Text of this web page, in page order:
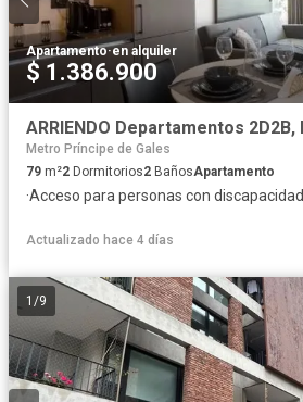
Apartamento·en alquiler
$ 1.386.900
Metro Príncipe de Gales
79 m²2 Dormitorios2 BañosApartamento
·Acceso para personas con discapacidad
Actualizado hace 4 días
1 /9